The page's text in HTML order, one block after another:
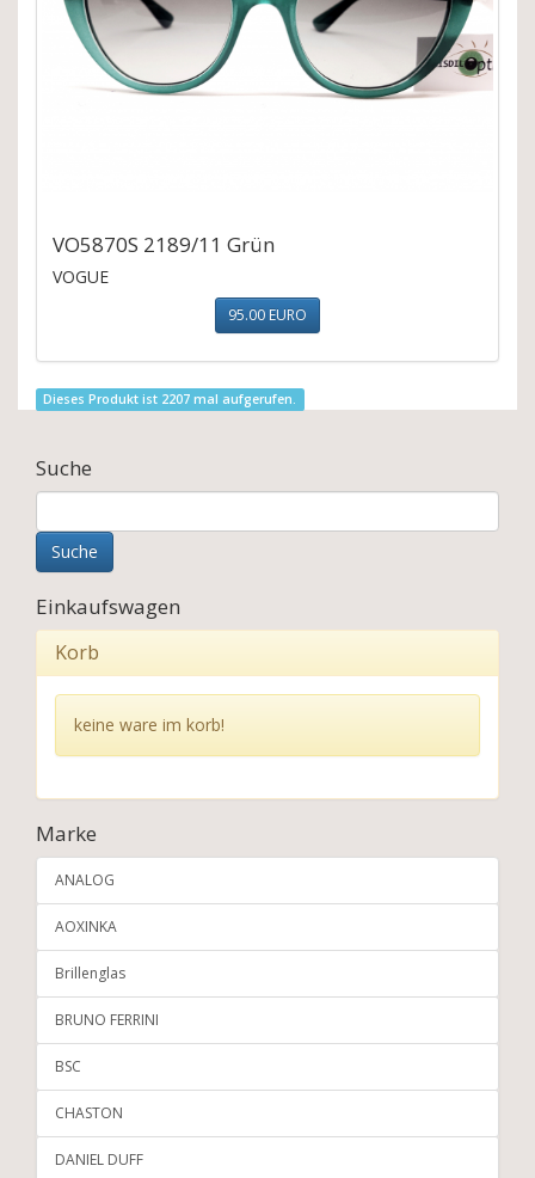
VO5870S 2189/11 Grün
VOGUE
95.00 EURO
Dieses Produkt ist 2207 mal aufgerufen.
Suche
Einkaufswagen
Korb
keine ware im korb!
Marke
ANALOG
AOXINKA
Brillenglas
BRUNO FERRINI
BSC
CHASTON
DANIEL DUFF